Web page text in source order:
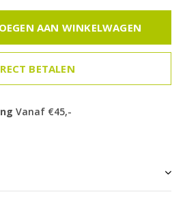
AAN WINKELWAGEN
BETALEN
Vanaf €45,-